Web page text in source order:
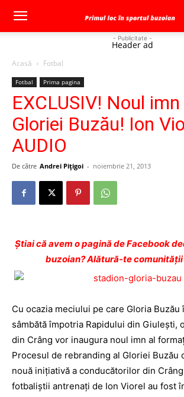
- Publicitate -
Header ad
Acasă Fotbal
Fotbal Prima pagina
EXCLUSIV! Noul imn
Gloriei Buzău! Ion
AUDIO
De către Andrei Pițigoi - noiembrie 21, 2013
Ştiai că avem o pagină de Facebook
buzoian? Alătură-te comunității
Cu ocazia meciului pe care Gloria Buzău
sâmbătă împotria Rapidului din Giuleşti,
din Crâng vor inaugura noul imn al
Procesul de rebranding al Gloriei Buzău
nouă iniţiativă a conducătorilor din
fotbaliştii antrenaţi de Ion Viorel au fost